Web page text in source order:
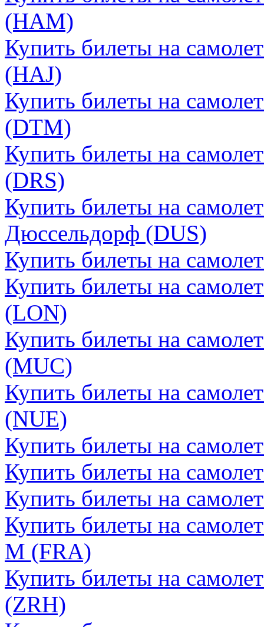
(HAM)
Купить билеты на
(HAJ)
Купить билеты на
(DTM)
Купить билеты на
(DRS)
Купить билеты на
Дюссельдорф (DUS)
Купить билеты на
Купить билеты на
(LON)
Купить билеты на
(MUC)
Купить билеты на
(NUE)
Купить билеты на
Купить билеты на
Купить билеты на
Купить билеты на
М (FRA)
Купить билеты на
(ZRH)